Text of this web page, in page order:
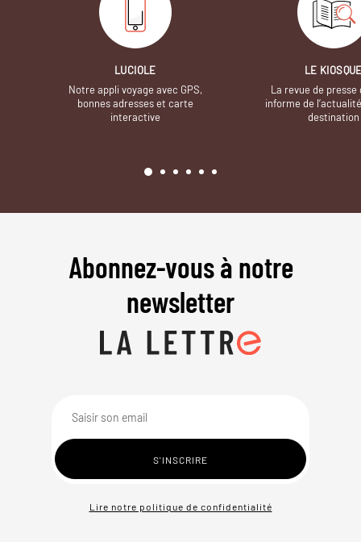
LUCIOLE
Notre appli voyage avec GPS,
bonnes adresses et carte
interactive
LE
La revue de presse
informe de
destination
Abonnez-vous à notre
newsletter
Lire notre politique de confidentialité